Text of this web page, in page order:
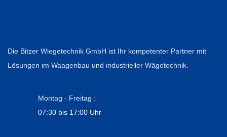
Die Bitzer Wiegetechnik GmbH ist Ihr kompetenter Partner mit
Lösungen im Waagenbau und industrieller Wägetechnik.
Montag - Freitag :
07:30 bis 17:00 Uhr